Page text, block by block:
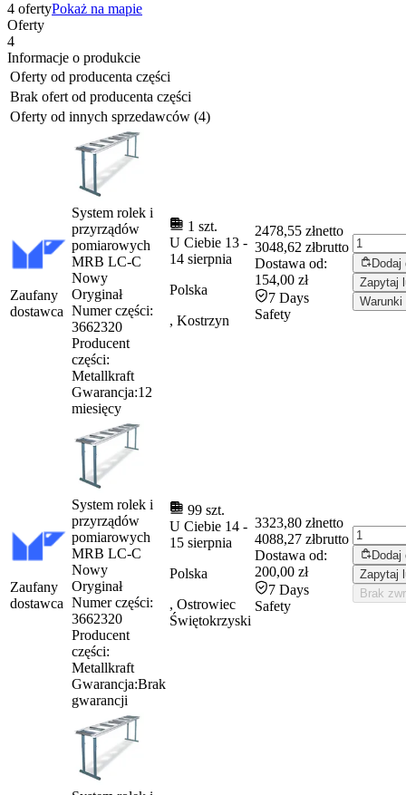
4 ofertyPokaż na mapie
Oferty
4
Informacje o produkcie
Oferty od producenta części
Brak ofert od producenta części
Oferty od innych sprzedawców (4)
Zaufany
dostawca
System rolek i
przyrządów
pomiarowych
MRB LC-C
Nowy
Oryginał
Numer części:
3662320
Producent
części:
Metallkraft
Gwarancja:12
miesięcy
1 szt.
U Ciebie 13 -
14 sierpnia
Polska
, Kostrzyn
2478,55 złnetto
3048,62 złbrutto
Dostawa od:
154,00 zł
7 Days
Safety
Zapytaj
Warunki
Zaufany
dostawca
System rolek i
przyrządów
pomiarowych
MRB LC-C
Nowy
Oryginał
Numer części:
3662320
Producent
części:
Metallkraft
Gwarancja:Brak
gwarancji
99 szt.
U Ciebie 14 -
15 sierpnia
Polska
, Ostrowiec
Świętokrzyski
3323,80 złnetto
4088,27 złbrutto
Dostawa od:
200,00 zł
7 Days
Safety
Zapytaj
Brak